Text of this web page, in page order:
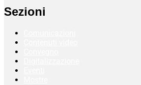
Sezioni